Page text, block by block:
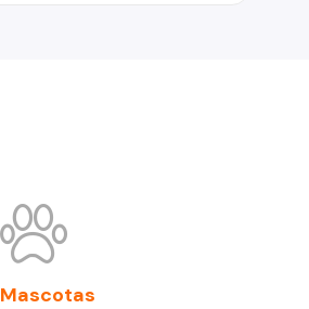
Mascotas